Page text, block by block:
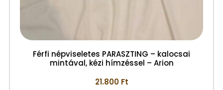
Férfi népviseletes PARASZTING – kalocsai
mintával, kézi hímzéssel – Arion
21.800 Ft